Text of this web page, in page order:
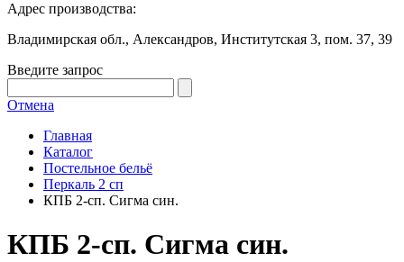
Адрес производства:
Владимирская обл., Александров, Институтская 3, пом. 37, 39
Введите запрос
Отмена
Главная
Каталог
Постельное бельё
Перкаль 2 сп
КПБ 2-сп. Сигма син.
КПБ 2-сп. Сигма син.